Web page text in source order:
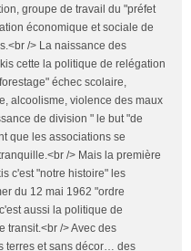
groupe de travail du "préfet
économique et sociale de
/> La naissance des
cette la politique de relégation
échec scolaire,
alcoolisme, violence des maux
de division " le but "de
que les associations se
/> Mais la première
c'est "notre histoire" les
du 12 mai 1962 "ordre
aussi la politique de
transit.<br /> Avec des
terres et sans décor… des